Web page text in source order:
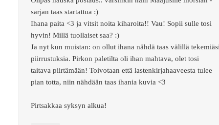
sarjan taas startattua :)
Ihana paita <3 ja vitsit noita kiharoita!! Vau! Sopii sulle tosi
hyvin! Millä tuollaiset saa? :)
Ja nyt kun muistan: on ollut ihana nähdä taas välillä
piirrustuksia. Pirkon paletilta oli ihan mahtava, olet tosi
taitava piirtämään! Toivotaan että lastenkirjahaaveesta tulee
pian totta, niin nähdään taas ihania kuvia <3
Pirtsakkaa syksyn alkua!